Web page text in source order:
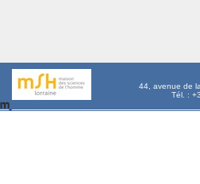
44, avenue de
Tél. :